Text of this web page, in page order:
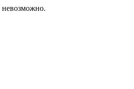
невозможно.